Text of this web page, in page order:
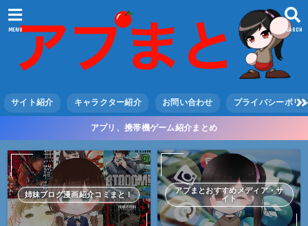
SEARCH
MENU
サイト紹介 キャラクター紹介 お問い合わせ プライバシーポリ
アプリ、携帯機ゲーム紹介まとめ
姉妹ブログ漫画紹介コミまと！
アプまとおすすめメディア・サ
イト